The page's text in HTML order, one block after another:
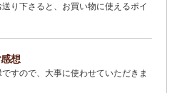
～キテンゲ◇ハイクオリティ◇で
の技×アフリカの色』
キテンゲ本革仕立て
作登場！『ニッポンの技×アフリカ
り下さると、お買い物に使えるポイ
想
すので、大事に使わせていただきま